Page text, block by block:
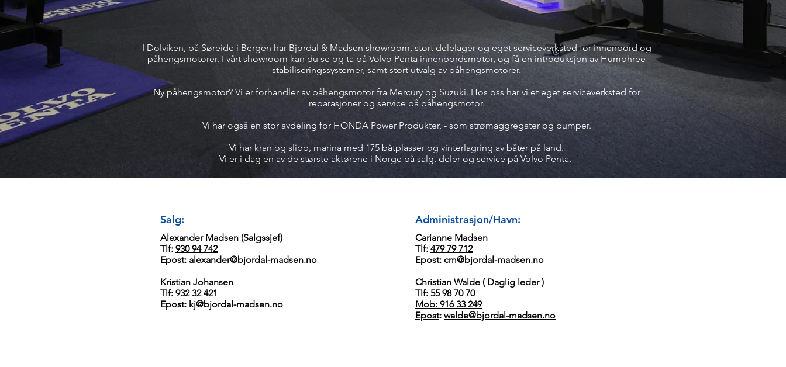
I Dolviken, på Søreide i Bergen har Bjordal & Madsen showroom, stort delelager og eget serviceverksted for innenbord og
påhengsmotorer. I vårt showroom kan du se og ta på Volvo Penta innenbordsmotor, og få en introduksjon av Humphree
stabiliseringssystemer, samt stort utvalg av påhengsmotorer.
Ny påhengsmotor? Vi er forhandler av påhengsmotor fra Mercury og Suzuki. Hos oss har vi et eget serviceverksted for
reparasjoner og service på påhengsmotor.
Vi har også en stor avdeling for HONDA Power Produkter, - som strømaggregater og pumper.
Vi har kran og slipp, marina med 175 båtplasser og vinterlagring av båter på land.
Vi er i dag en av de største aktørene i Norge på salg, deler og service på Volvo Penta.
Salg:​
Alexander Madsen (Salgssjef)
Tlf: 930 94 742
Epost: alexander@bjordal-madsen.no
Kristian Johansen
Tlf: 932 32 421
Epost: kj@bjordal-madsen.no
Administrasjon/Havn:
Carianne Madsen
Tlf: 479 79 712
Epost: cm@bjordal-madsen.no
Christian Walde ( Daglig leder )
Tlf: 55 98 70 70
Mob: 916 33 249
Epost: walde@bjordal-madsen.no